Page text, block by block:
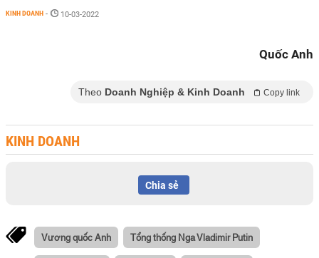
KINH DOANH - 10-03-2022
Quốc Anh
Theo Doanh Nghiệp & Kinh Doanh Copy link
KINH DOANH
Chia sẻ
Vương quốc Anh Tổng thống Nga Vladimir Putin